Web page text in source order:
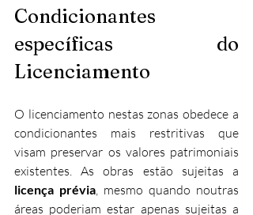
Condicionantes
específicas do
Licenciamento
O licenciamento nestas zonas obedece a
condicionantes mais restritivas que
visam preservar os valores patrimoniais
licença prévia, mesmo quando noutras
áreas poderiam estar apenas sujeitas a